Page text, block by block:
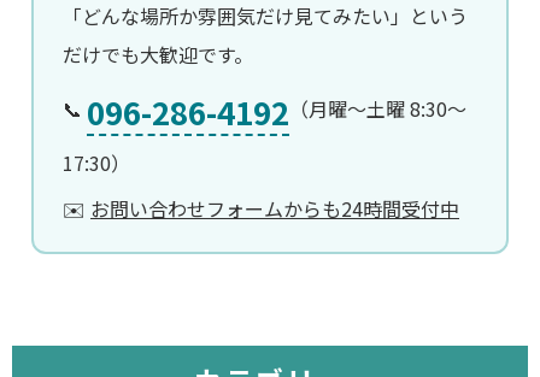
「どんな場所か雰囲気だけ見てみたい」という
だけでも大歓迎です。
📞 096-286-4192 （月曜〜土曜 8:30〜
17:30）
✉️ お問い合わせフォームからも24時間受付中